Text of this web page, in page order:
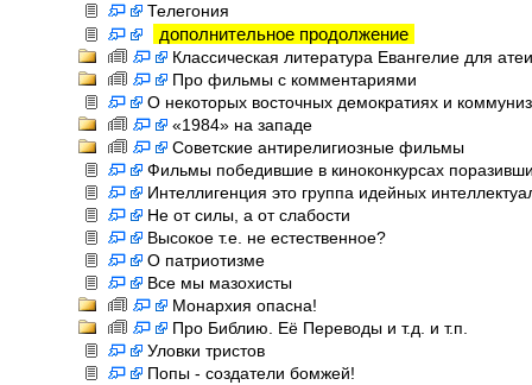
Телегония
дополнительное продолжение
Классическая литература Евангелие для
Про фильмы с комментариями
О некоторых восточных демократиях и
«1984» на западе
Советские антирелигиозные фильмы
Фильмы победившие в киноконкурсах
Интеллигенция это группа идейных
Не от силы, а от слабости
Высокое т.е. не естественное?
О патриотизме
Все мы мазохисты
Монархия опасна!
Про Библию. Её Переводы и т.д. и т.п.
Уловки тристов
Попы - создатели бомжей!